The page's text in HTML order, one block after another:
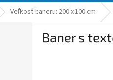
Veľkosť baneru: 200 x 100 cm
Baner s